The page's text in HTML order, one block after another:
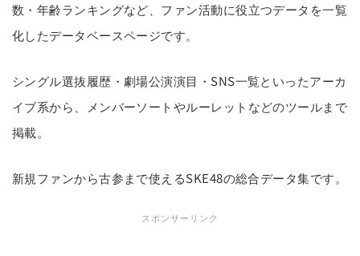
数・年齢ランキングなど、ファン活動に役立つデータを一覧
化したデータベースページです。
シングル選抜履歴・劇場公演演目・SNS一覧といったアーカ
イブ系から、メンバーソートやルーレットなどのツールまで
掲載。
新規ファンから古参まで使えるSKE48の総合データ集です。
スポンサーリンク